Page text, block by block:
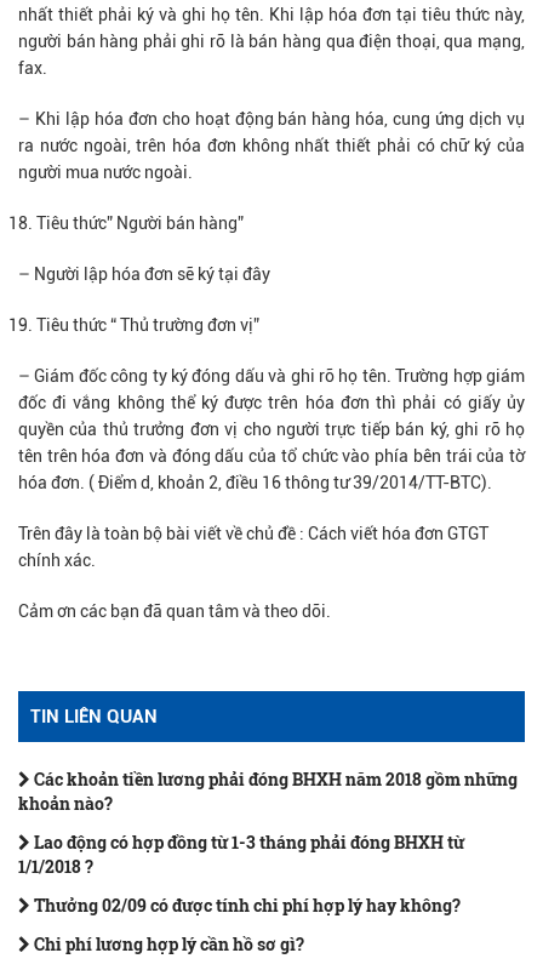
nhất thiết phải ký và ghi họ tên. Khi lập hóa đơn tại tiêu thức này,
người bán hàng phải ghi rõ là bán hàng qua điện thoại, qua mạng,
fax.
– Khi lập hóa đơn cho hoạt động bán hàng hóa, cung ứng dịch vụ
ra nước ngoài, trên hóa đơn không nhất thiết phải có chữ ký của
người mua nước ngoài.
Tiêu thức” Người bán hàng”
– Người lập hóa đơn sẽ ký tại đây
Tiêu thức “ Thủ trường đơn vị”
– Giám đốc công ty ký đóng dấu và ghi rõ họ tên. Trường hợp giám
đốc đi vắng không thể ký được trên hóa đơn thì phải có giấy ủy
quyền của thủ trưởng đơn vị cho người trực tiếp bán ký, ghi rõ họ
tên trên hóa đơn và đóng dấu của tổ chức vào phía bên trái của tờ
hóa đơn. ( Điểm d, khoản 2, điều 16 thông tư 39/2014/TT-BTC).
Trên đây là toàn bộ bài viết về chủ đề : Cách viết hóa đơn GTGT
chính xác.
Cảm ơn các bạn đã quan tâm và theo dõi.
TIN LIÊN QUAN
Các khoản tiền lương phải đóng BHXH năm 2018 gồm những
khoản nào?
Lao động có hợp đồng từ 1-3 tháng phải đóng BHXH từ
1/1/2018 ?
Thưởng 02/09 có được tính chi phí hợp lý hay không?
Chi phí lương hợp lý cần hồ sơ gì?